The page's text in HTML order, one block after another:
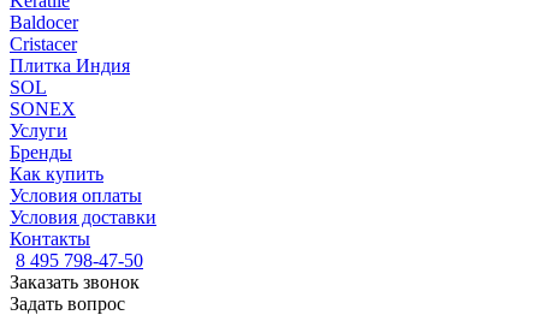
Baldocer
Cristacer
Плитка Индия
SOL
SONEX
Услуги
Бренды
Как купить
Условия оплаты
Условия доставки
Контакты
8 495 798-47-50
Заказать звонок
Задать вопрос